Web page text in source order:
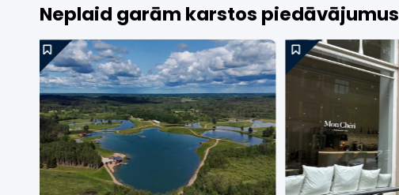
Neplaid garām karstos piedāvājumus